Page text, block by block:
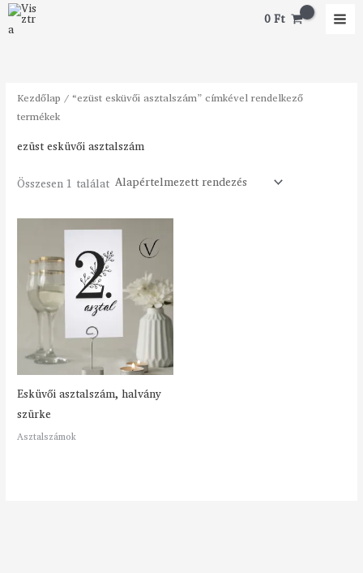
Skip
to
0Ft
Kezdőlap / “ezüst esküvői asztalszám” címkével rendelkező
termékek
ezüst esküvői asztalszám
Összesen 1 találat
Esküvői asztalszám, halvány
szürke
Asztalszámok